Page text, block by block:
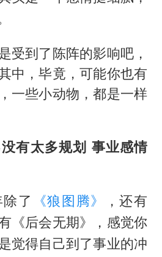
受到了陈阵的影响吧，
中，毕竟，可能你也有
一些小动物，都是一样
有太多规划 事业感情
了 《狼图腾》
，还有
《后会无期》，感觉你
觉得自己到了事业的冲